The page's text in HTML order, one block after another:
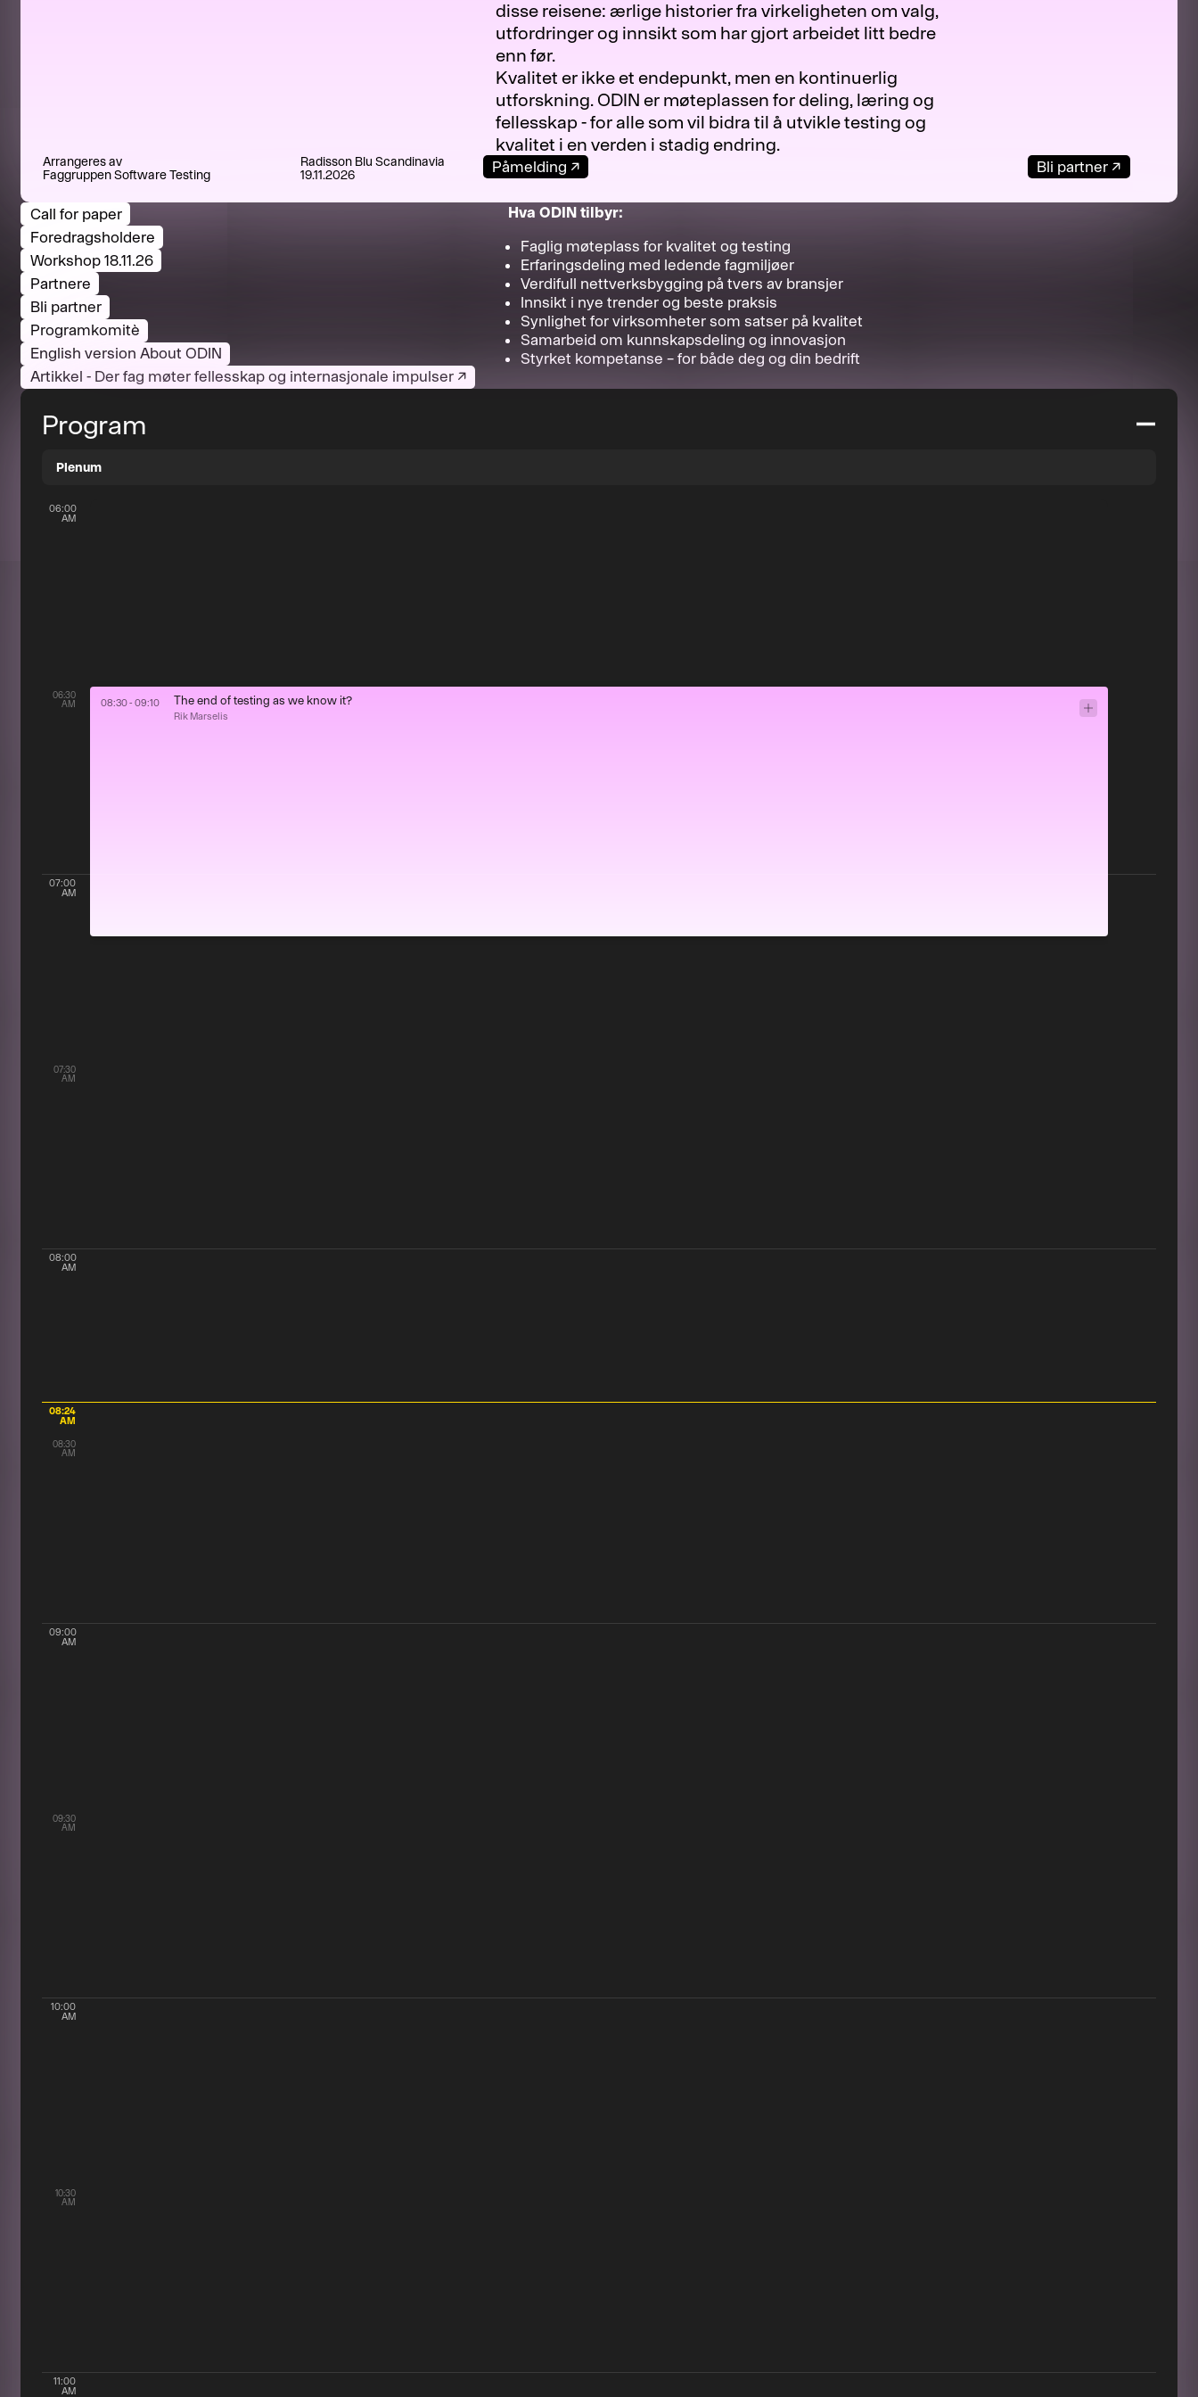
disse reisene: ærlige historier fra virkeligheten om valg,
utfordringer og innsikt som har gjort arbeidet litt bedre
enn før.
Kvalitet er ikke et endepunkt, men en kontinuerlig
utforskning. ODIN er møteplassen for deling, læring og
fellesskap - for alle som vil bidra til å utvikle testing og
kvalitet i en verden i stadig endring.
Arrangeres av
Faggruppen Software Testing
Radisson Blu Scandinavia
19.11.2026
Påmelding ↗ Bli partner ↗
Call for paper
Foredragsholdere
Workshop 18.11.26
Partnere
Bli partner
Programkomitè
English version About ODIN
Artikkel - Der fag møter fellesskap og internasjonale impulser ↗
Hva ODIN tilbyr:
Faglig møteplass for kvalitet og testing
Erfaringsdeling med ledende fagmiljøer
Verdifull nettverksbygging på tvers av bransjer
Innsikt i nye trender og beste praksis
Synlighet for virksomheter som satser på kvalitet
Samarbeid om kunnskapsdeling og innovasjon
Styrket kompetanse – for både deg og din bedrift
Program
Plenum
06:00
AM
06:30
AM
07:00
AM
07:30
AM
08:00
AM
08:30
AM
09:00
AM
09:30
AM
10:00
AM
10:30
AM
11:00
AM
08:24
AM
08:30 - 09:10 The end of testing as we know it?
Rik Marselis